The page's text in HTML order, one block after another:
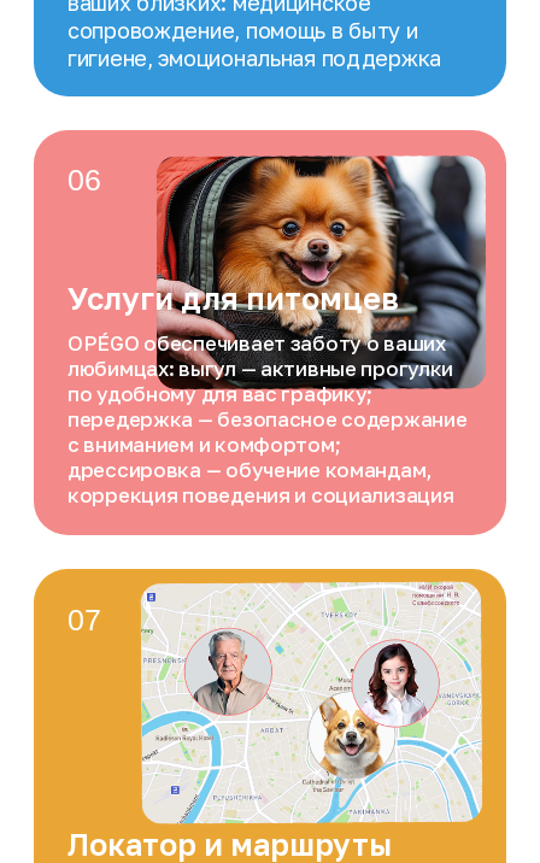
Подача автомобиля точно по
даже при частых поездках
Комплексное страхование жизни и
дополнительные программы для
Заказ по расписанию
Избранные
Сопровождающие
После поездки вы можете добавить
сопровождающего в избранное.
При следующих заказах он будет в
Страхование